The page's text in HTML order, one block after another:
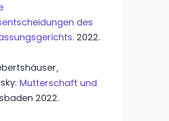
des
2022.
,
: Mutterschaft und
2022.